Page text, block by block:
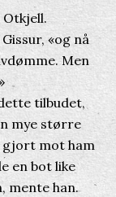
Otkjell.
«og nå
Men
tilbudet,
mye større
gjort mot ham
en bot like
mente han.